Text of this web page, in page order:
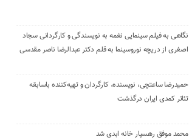
نگاهی به فیلم سینمایی نغمه به نویسندگی و کارگردانی سجاد
اصغری از دریچه نوروسینما به قلم دکتر عبدالرضا ناصر مقدسی
حمیدرضا ساعتچی، نویسنده، کارگردان و تهیه‌کننده باسابقه
تئاتر کمدی ایران درگذشت
محمد موفق رهسپار خانه ابدی شد